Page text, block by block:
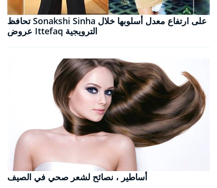
تحافظ Sonakshi Sinha على ارتفاع معدل أسلوبها خلال
عروض Ittefaq الترويجية
أساطير ، نصائح لشعر صحي في الصيف